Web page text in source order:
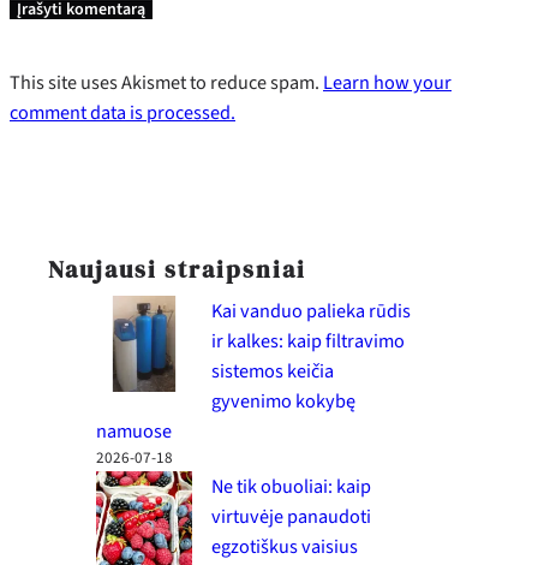
This site uses Akismet to reduce spam. Learn how your
comment data is processed.
Naujausi straipsniai
Kai vanduo palieka rūdis
ir kalkes: kaip filtravimo
sistemos keičia
gyvenimo kokybę
namuose
2026-07-18
Ne tik obuoliai: kaip
virtuvėje panaudoti
egzotiškus vaisius